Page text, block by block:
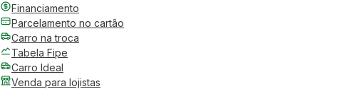
Financiamento
Parcelamento no cartão
Carro na troca
Tabela Fipe
Carro Ideal
Venda para lojistas